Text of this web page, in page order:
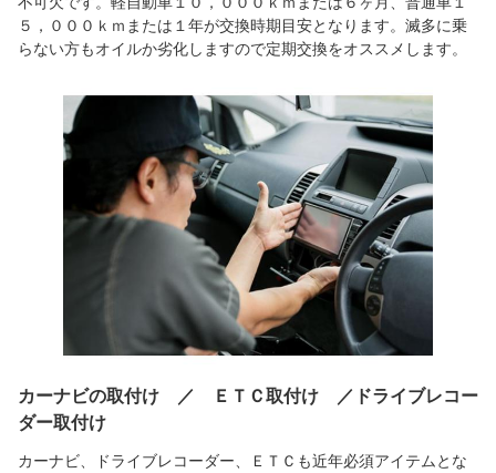
５，０００ｋｍまたは１年が交換時期目安となります。滅多に乗
らない方もオイルか劣化しますので定期交換をオススメします。
カーナビの取付け ／ ＥＴＣ取付け ／ドライブレコー
ダー取付け
カーナビ、ドライブレコーダー、ＥＴＣも近年必須アイテムとな